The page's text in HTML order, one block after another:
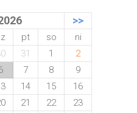
>>
pt so
ni
31 1
2
7 8
9
14 15
16
21 22
23